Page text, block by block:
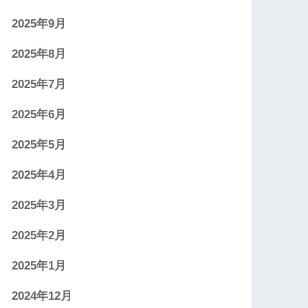
2025年9月
2025年8月
2025年7月
2025年6月
2025年5月
2025年4月
2025年3月
2025年2月
2025年1月
2024年12月